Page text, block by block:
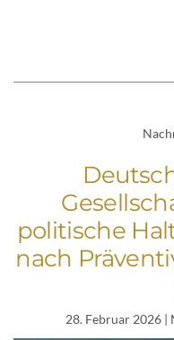
politische
nach
28. Februar 2026|